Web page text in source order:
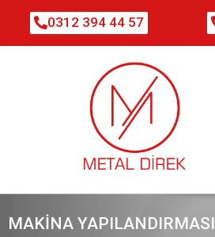
0312 394 44 57
MAKINA YAPILANDIRMASI